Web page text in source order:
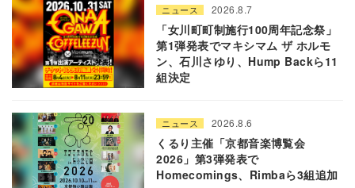
ニュース 2026.8.7
「女川町町制施行100周年記念祭」
第1弾発表でマキシマム ザ ホルモ
ン、石川さゆり、Hump Backら11
組決定
ニュース 2026.8.6
くるり主催「京都音楽博覧会
2026」第3弾発表で
Homecomings、Rimbaら3組追加